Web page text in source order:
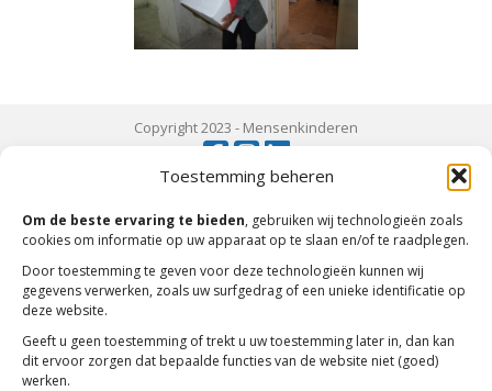
Toestemming beheren
Om de beste ervaring te bieden, gebruiken wij technologieën zoals
cookies om informatie op uw apparaat op te slaan en/of te raadplegen.
Door toestemming te geven voor deze technologieën kunnen wij
gegevens verwerken, zoals uw surfgedrag of een unieke identificatie op
deze website.
Geeft u geen toestemming of trekt u uw toestemming later in, dan kan
dit ervoor zorgen dat bepaalde functies van de website niet (goed)
werken.
Copyright 2023 - Mensenkinderen